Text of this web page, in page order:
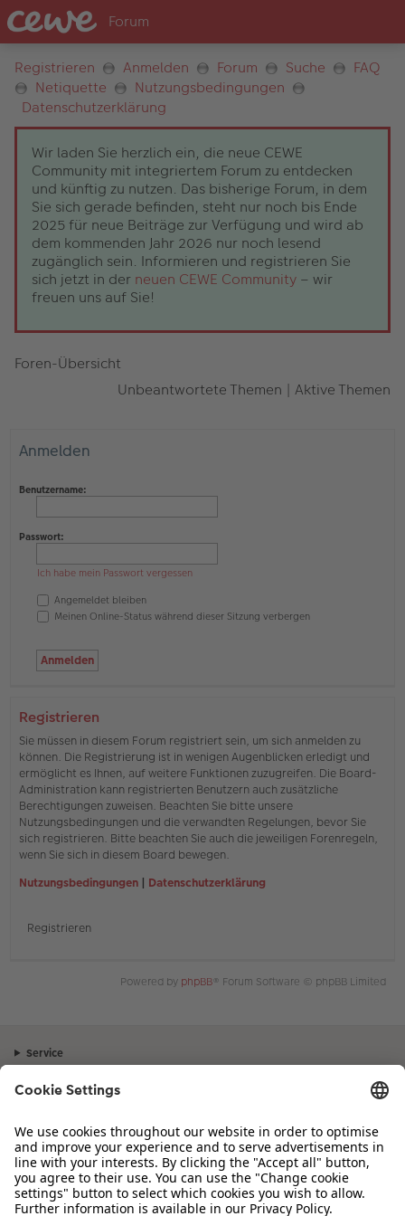
Registrieren Anmelden Forum Suche
FAQ
Netiquette
Nutzungsbedingungen
Datenschutzerklärung
Wir laden Sie herzlich ein, die neue CEWE
Community mit integriertem Forum zu entdecken
und künftig zu nutzen. Das bisherige Forum, in dem
Sie sich gerade befinden, steht nur noch bis Ende
2025 für neue Beiträge zur Verfügung und wird ab
dem kommenden Jahr 2026 nur noch lesend
zugänglich sein. Informieren und registrieren Sie
sich jetzt in der neuen CEWE Community – wir
freuen uns auf Sie!
Foren-Übersicht
Unbeantwortete Themen | Aktive Themen
Anmelden
Benutzername:
Passwort:
Ich habe mein Passwort vergessen
Angemeldet bleiben
Meinen Online-Status während dieser Sitzung verbergen
Registrieren
Sie müssen in diesem Forum registriert sein, um sich anmelden zu
können. Die Registrierung ist in wenigen Augenblicken erledigt und
ermöglicht es Ihnen, auf weitere Funktionen zuzugreifen. Die Board-
Administration kann registrierten Benutzern auch zusätzliche
Berechtigungen zuweisen. Beachten Sie bitte unsere
Nutzungsbedingungen und die verwandten Regelungen, bevor Sie
sich registrieren. Bitte beachten Sie auch die jeweiligen Forenregeln,
wenn Sie sich in diesem Board bewegen.
Nutzungsbedingungen | Datenschutzerklärung
Registrieren
Powered by phpBB® Forum Software © phpBB Limited
Service
Sortiment